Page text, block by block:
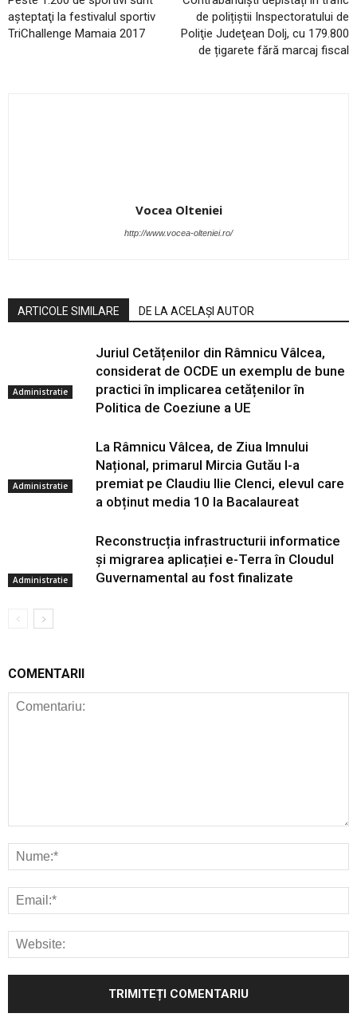
aşteptaţi la festivalul sportiv
TriChallenge Mamaia 2017
de polițiștii Inspectoratului de
Poliţie Judeţean Dolj, cu 179.800
de țigarete fără marcaj fiscal
Vocea Olteniei
http://www.vocea-olteniei.ro/
ARTICOLE SIMILARE DE LA ACELAȘI AUTOR
Administratie
Juriul Cetățenilor din Râmnicu Vâlcea,
considerat de OCDE un exemplu de bune
practici în implicarea cetățenilor în
Politica de Coeziune a UE
Administratie
La Râmnicu Vâlcea, de Ziua Imnului
Național, primarul Mircia Gutău l-a
premiat pe Claudiu Ilie Clenci, elevul care
a obținut media 10 la Bacalaureat
Administratie
Reconstrucția infrastructurii informatice
și migrarea aplicației e-Terra în Cloudul
Guvernamental au fost finalizate
COMENTARII